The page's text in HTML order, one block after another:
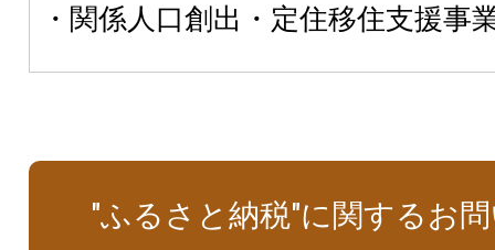
・関係人口創出・定住移住支援
"ふるさと納税"に関するお